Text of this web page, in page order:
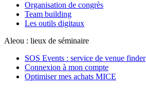
Organisation de congrès
Team building
Les outils digitaux
Aleou : lieux de séminaire
SOS Events : service de venue finder
Connexion à mon compte
Optimiser mes achats MICE